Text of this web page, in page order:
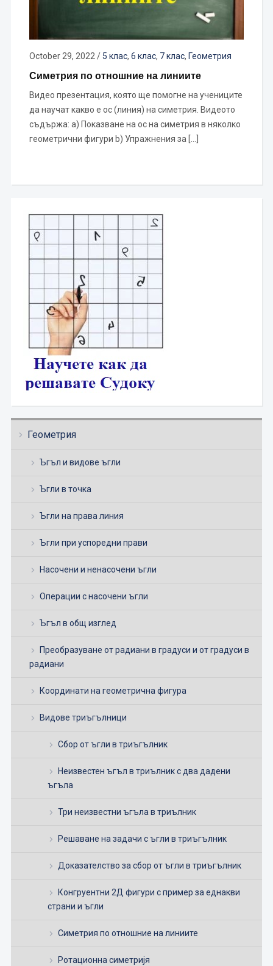
Геометрия
Ъгъл и видове ъгли
Ъгли в точка
Ъгли на права линия
Ъгли при успоредни прави
Насочени и ненасочени ъгли
Операции с насочени ъгли
Ъгъл в общ изглед
Преобразуване от радиани в градуси и от градуси в
радиани
Координати на геометрична фигура
Видове триъгълници
Сбор от ъгли в триъгълник
Неизвестен ъгъл в триълник с два дадени
ъгъла
Три неизвестни ъгъла в триълник
Решаване на задачи с ъгли в триъгълник
Доказателство за сбор от ъгли в триъгълник
Конгруентни 2Д фигури с пример за еднакви
страни и ъгли
Симетрия по отношние на линиите
Ротационна симетријя
October 29, 2022 / 5 клас, 6 клас, 7 клас, Геометрия
Симетрия по отношние на линиите
Видео презентация, която ще помогне на учениците
да научат какво е ос (линия) на симетрия. Видеото
съдържа: a) Показване на ос на симетрия в няколко
геометрични фигури b) Упражнения за […]